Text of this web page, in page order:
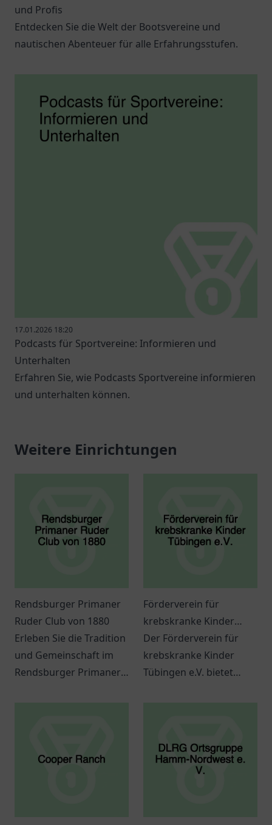
und Profis
Entdecken Sie die Welt der Bootsvereine und
nautischen Abenteuer für alle Erfahrungsstufen.
17.01.2026 18:20
Podcasts für Sportvereine: Informieren und
Unterhalten
Erfahren Sie, wie Podcasts Sportvereine informieren
und unterhalten können.
Weitere Einrichtungen
Rendsburger Primaner
Ruder Club von 1880
Erleben Sie die Tradition
und Gemeinschaft im
Rendsburger Primaner
Förderverein für
krebskranke Kinder
Tübingen e.V.
Der Förderverein für
krebskranke Kinder
Tübingen e.V. bietet
Kinder.